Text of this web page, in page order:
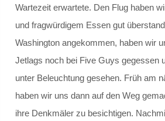
Oberstufe
Schulleitbild
Ansprechpartner
Vereine
Wartezeit erwartete. Den Flug haben
und fragwürdigem Essen gut
Washington angekommen, haben wir
Jetlags noch bei Five Guys gegessen
unter Beleuchtung gesehen. Früh am
haben wir uns dann auf den Weg
ihre Denkmäler zu besichtigen.